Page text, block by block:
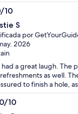
10
S
por
2026
had a great laugh. The
as well.
to finish a hole,
10